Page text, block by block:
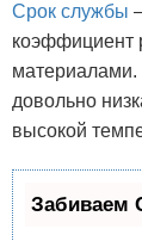
Срок службы
коэффициент
материалами.
довольно
высокой
Забиваем